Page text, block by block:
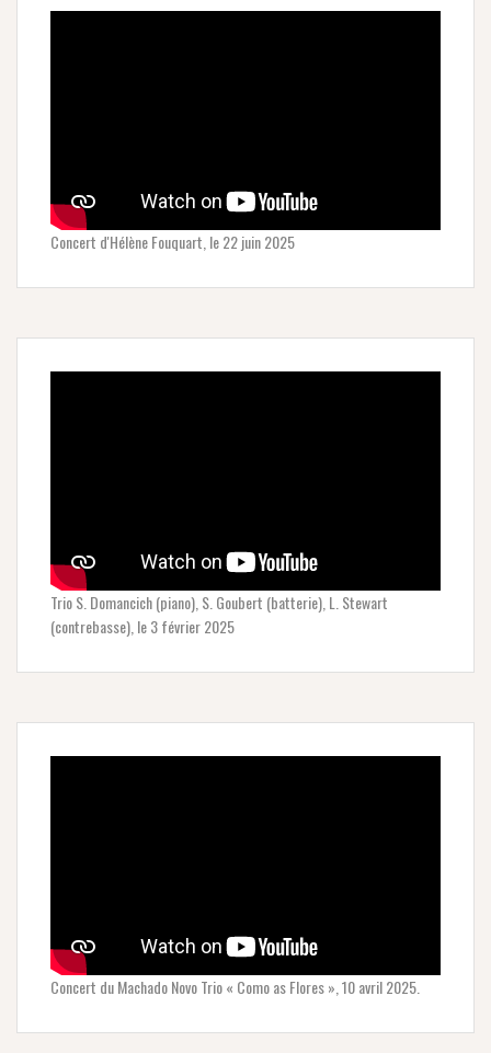
Concert d'Hélène Fouquart, le 22 juin 2025
Trio S. Domancich (piano), S. Goubert (batterie), L. Stewart
(contrebasse), le 3 février 2025
Concert du Machado Novo Trio « Como as Flores », 10 avril 2025.